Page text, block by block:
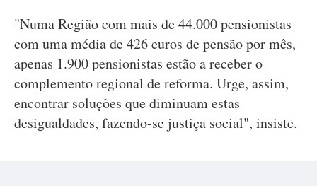
"Numa Região com mais de 44.000 pensionistas
com uma média de 426 euros de pensão por mês,
apenas 1.900 pensionistas estão a receber o
complemento regional de reforma. Urge, assim,
encontrar soluções que diminuam estas
desigualdades, fazendo-se justiça social", insiste.